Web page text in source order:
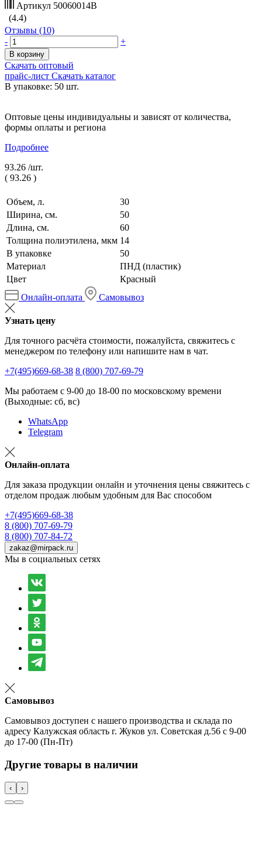
Артикул 50060014В
(4.4)
Отзывы (10)
-
+
В корзину
Скачать оптовый
прайс-лист Скачать каталог
В упаковке: 50 шт.
Оптовые цены индивидуальны и зависят от количества,
формы оплаты и региона
Подробнее
93.26 /шт.
( 93.26 )
Объем, л.
30
Ширина, см.
50
Длина, см.
60
Толщина полиэтилена, мкм 14
В упаковке
50
Материал
ПНД (пластик)
Цвет
Красный
Онлайн-оплата
Самовывоз
Узнать цену
Для точного расчёта стоимости, пожалуйста, свяжитесь с
менеджером по телефону или напишите нам в чат.
+7(495)669-68-38 8 (800) 707-69-79
Мы работаем с 9-00 до 18-00 по московскому времени
(Выходные: сб, вс)
WhatsApp
Telegram
Онлайн-оплата
Для заказа продукции онлайн и уточнения цены свяжитесь с
отделом продаж любым удобным для Вас способом
+7(495)669-68-38
8 (800) 707-69-79
8 (800) 707-84-72
zakaz@mirpack.ru
Мы в социальных сетях
Самовывоз
Самовывоз доступен с нашего производства и склада по
адресу Калужская область г. Жуков ул. Советская д.56 с 9-00
до 17-00 (Пн-Пт)
Другие товары в наличии
‹ ›